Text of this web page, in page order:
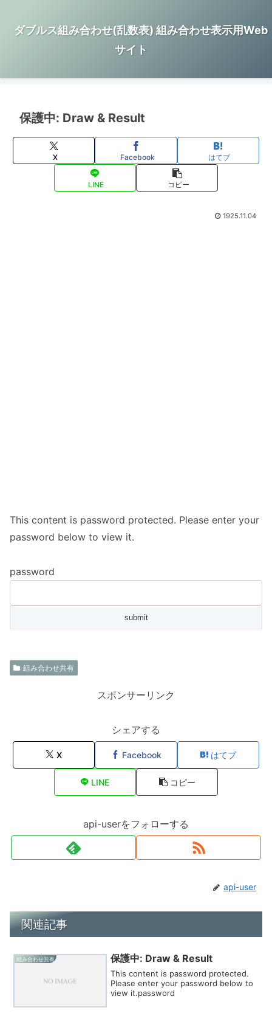
ダブルス組み合わせ(乱数表) 組み合わせ表示用Web
サイト
保護中: Draw & Result
X Facebook はてブ
LINE コピー
1925.11.04
This content is password protected. Please enter your
password below to view it.
password
組み合わせ共有
スポンサーリンク
シェアする
X Facebook はてブ
LINE コピー
api-userをフォローする
api-user
関連記事
組み合わせ共有 保護中: Draw & Result
This content is password protected.
Please enter your password below to
view it.password